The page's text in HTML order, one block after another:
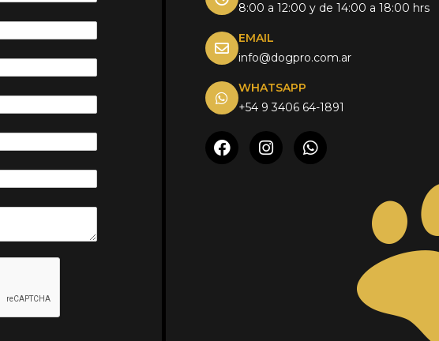
8:00 a 12:00 y de 14:00 a 18:00 hrs
EMAIL
info@dogpro.com.ar
WHATSAPP
+54 9 3406 64-1891